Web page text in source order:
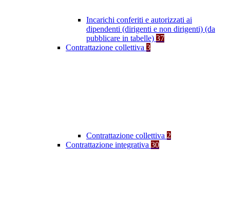
Incarichi conferiti e autorizzati ai
dipendenti (dirigenti e non dirigenti) (da
pubblicare in tabelle) 37
Contrattazione collettiva 3
Contrattazione collettiva 2
Contrattazione integrativa 30